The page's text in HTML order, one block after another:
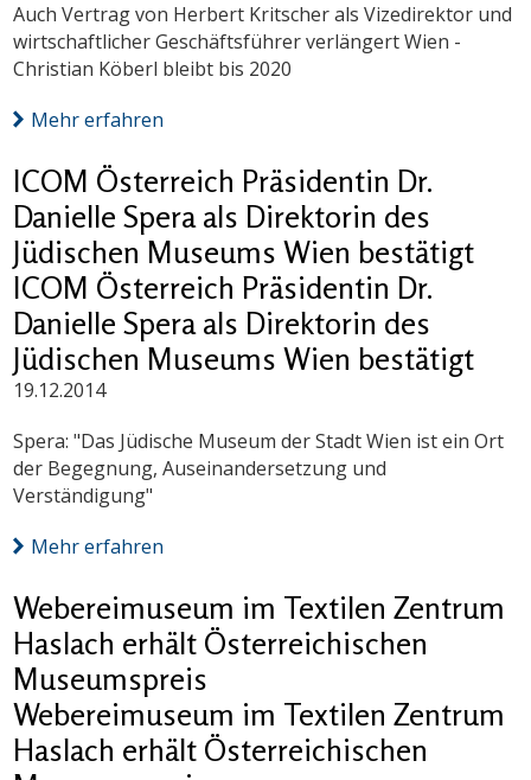
Auch Vertrag von Herbert Kritscher als Vizedirektor und
wirtschaftlicher Geschäftsführer verlängert Wien -
Christian Köberl bleibt bis 2020
Mehr erfahren
ICOM Österreich Präsidentin Dr.
Danielle Spera als Direktorin des
Jüdischen Museums Wien bestätigt
ICOM Österreich Präsidentin Dr.
Danielle Spera als Direktorin des
Jüdischen Museums Wien bestätigt
19.12.2014
Spera: "Das Jüdische Museum der Stadt Wien ist ein Ort
der Begegnung, Auseinandersetzung und
Verständigung"
Mehr erfahren
Webereimuseum im Textilen Zentrum
Haslach erhält Österreichischen
Museumspreis
Webereimuseum im Textilen Zentrum
Haslach erhält Österreichischen